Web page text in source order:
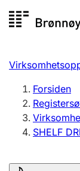
Registersøk
Registrere,
Forsiden
SHELF